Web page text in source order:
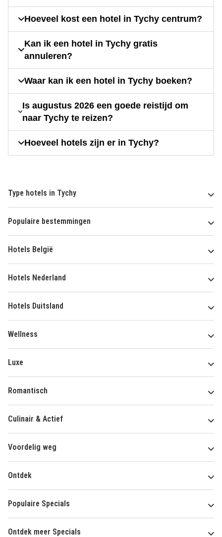
Hoeveel kost een hotel in Tychy centrum?
Kan ik een hotel in Tychy gratis
annuleren?
Waar kan ik een hotel in Tychy boeken?
Is augustus 2026 een goede reistijd om
naar Tychy te reizen?
Hoeveel hotels zijn er in Tychy?
Type hotels in Tychy
Populaire bestemmingen
Hotels België
Hotels Nederland
Hotels Duitsland
Wellness
Luxe
Romantisch
Culinair & Actief
Voordelig weg
Ontdek
Populaire Specials
Ontdek meer Specials